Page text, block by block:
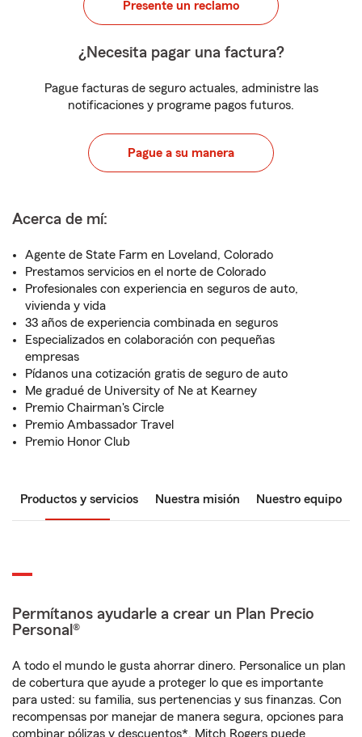
Presente un reclamo
¿Necesita pagar una factura?
Pague facturas de seguro actuales, administre las
notificaciones y programe pagos futuros.
Pague a su manera
Acerca de mí:
Agente de State Farm en Loveland, Colorado
Prestamos servicios en el norte de Colorado
Profesionales con experiencia en seguros de auto,
vivienda y vida
33 años de experiencia combinada en seguros
Especializados en colaboración con pequeñas
empresas
Pídanos una cotización gratis de seguro de auto
Me gradué de University of Ne at Kearney
Premio Chairman's Circle
Premio Ambassador Travel
Premio Honor Club
Productos y servicios Nuestra misión Nuestro equipo
Permítanos ayudarle a crear un Plan Precio
Personal®
A todo el mundo le gusta ahorrar dinero. Personalice un plan
de cobertura que ayude a proteger lo que es importante
para usted: su familia, sus pertenencias y sus finanzas. Con
recompensas por manejar de manera segura, opciones para
combinar pólizas y descuentos*, Mitch Rogers puede